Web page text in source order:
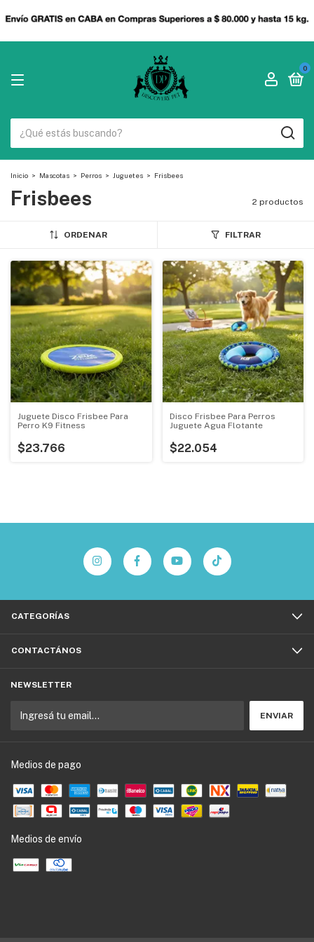
0
Inicio > Mascotas > Perros > Juguetes > Frisbees
Frisbees 2 productos
ORDENAR FILTRAR
Juguete Disco Frisbee Para
Perro K9 Fitness
$23.766
Disco Frisbee Para Perros
Juguete Agua Flotante
$22.054
CATEGORÍAS
CONTACTÁNOS
NEWSLETTER
Medios de pago
Medios de envío